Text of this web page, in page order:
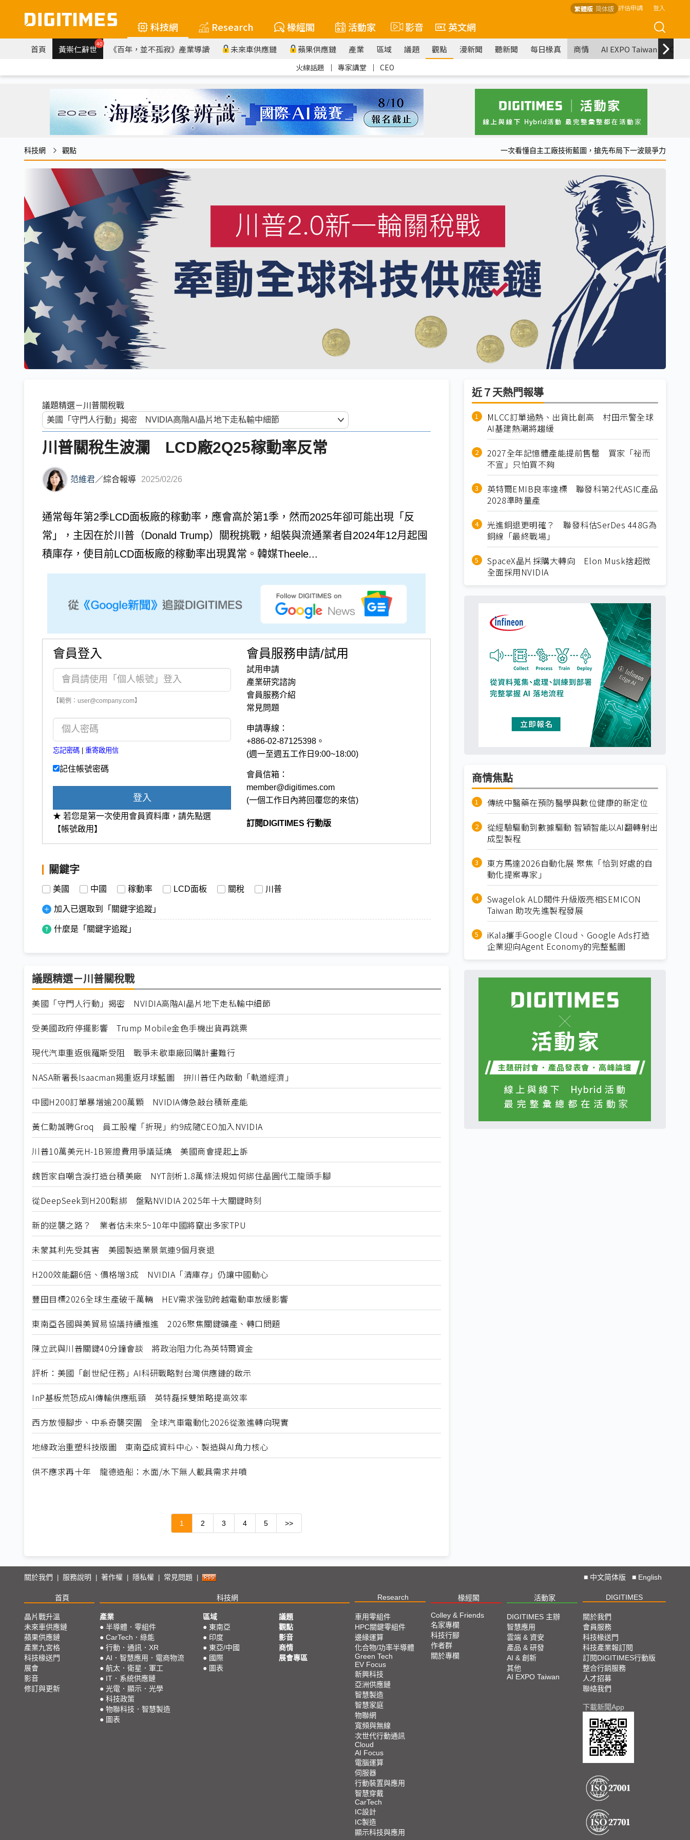
繁體版 简体版 評估申請 登入
科技網 Research 椽經閣 活動家 影音 英文網
首頁 黃崇仁辭世40 《百年，並不孤寂》產業導讀 未來車供應鏈 蘋果供應鏈 產業 區域 議題 觀點 漫新聞 聽新聞 每日椽真 商情 AI EXPO Taiwan
火線話題 ｜ 專家講堂 ｜ CEO
科技網 觀點 一次看懂自主工廠技術藍圖，搶先布局下一波競爭力
議題精選－川普關稅戰
川普關稅生波瀾 LCD廠2Q25稼動率反常
范維君／綜合報導 2025/02/26
通常每年第2季LCD面板廠的稼動率，應會高於第1季，然而2025年卻可能出現「反
常」，主因在於川普（Donald Trump）關稅挑戰，組裝與流通業者自2024年12月起囤
積庫存，使目前LCD面板廠的稼動率出現異常。韓媒Theele...
會員登入
【範例：user@company.com】
忘記密碼 | 重寄啟用信
記住帳號密碼
登入
★ 若您是第一次使用會員資料庫，請先點選
【帳號啟用】
會員服務申請/試用
試用申請
產業研究諮詢
會員服務介紹
常見問題
申請專線：
+886-02-87125398。
(週一至週五工作日9:00~18:00)
會員信箱：
member@digitimes.com
(一個工作日內將回覆您的來信)
訂閱DIGITIMES 行動版
關鍵字
美國 中國 稼動率 LCD面板 關稅 川普
加入已選取到「關鍵字追蹤」
什麼是「關鍵字追蹤」
議題精選－川普關稅戰
美國「守門人行動」揭密 NVIDIA高階AI晶片地下走私輸中細節
受美國政府停擺影響 Trump Mobile金色手機出貨再跳票
現代汽車重返俄羅斯受阻 戰爭未歇車廠回購計畫難行
NASA新署長Isaacman揭重返月球藍圖 拚川普任內啟動「軌道經濟」
中國H200訂單暴增逾200萬顆 NVIDIA傳急敲台積新產能
黃仁勳誠聘Groq 員工股權「折現」約9成隨CEO加入NVIDIA
川普10萬美元H-1B簽證費用爭議延燒 美國商會提起上訴
魏哲家自嘲含淚打造台積美廠 NYT剖析1.8萬條法規如何綁住晶圓代工龍頭手腳
從DeepSeek到H200鬆綁 盤點NVIDIA 2025年十大關鍵時刻
新的逆襲之路？ 業者估未來5~10年中國將竄出多家TPU
未蒙其利先受其害 美國製造業景氣連9個月衰退
H200效能翻6倍、價格增3成 NVIDIA「清庫存」仍讓中國動心
豐田目標2026全球生產破千萬輛 HEV需求強勁跨越電動車放緩影響
東南亞各國與美貿易協議持續推進 2026聚焦關鍵礦產、轉口問題
陳立武與川普關鍵40分鐘會談 將政治阻力化為英特爾資金
評析：美國「創世紀任務」AI科研戰略對台灣供應鏈的啟示
InP基板荒恐成AI傳輸供應瓶頸 英特磊採雙策略提高效率
西方放慢腳步、中系奇襲突圍 全球汽車電動化2026從激進轉向現實
地緣政治重塑科技版圖 東南亞成資料中心、製造與AI角力核心
供不應求再十年 龍德造船：水面/水下無人載具需求井噴
1 2 3 4 5 >>
近７天熱門報導
MLCC訂單過熱、出貨比創高 村田示警全球
AI基建熱潮將趨緩
2027全年記憶體產能提前售罄 買家「祕而
不宣」只怕買不夠
英特爾EMIB良率達標 聯發科第2代ASIC產品
2028準時量產
光進銅退更明確？ 聯發科估SerDes 448G為
銅線「最終戰場」
SpaceX晶片採購大轉向 Elon Musk捨超微
全面採用NVIDIA
商情焦點
傳統中醫藥在預防醫學與數位健康的新定位
從經驗驅動到數據驅動 智穎智能以AI翻轉射出
成型製程
東方馬達2026自動化展 聚焦「恰到好處的自
動化提案專家」
Swagelok ALD閥件升級版亮相SEMICON
Taiwan 助攻先進製程發展
iKala攜手Google Cloud、Google Ads打造
企業迎向Agent Economy的完整藍圖
關於我們 | 服務說明 | 著作權 | 隱私權 | 常見問題 | ■ 中文简体版 ■ English
首頁 科技網 Research 椽經閣 活動家 DIGITIMES
晶片戰升溫
未來車供應鏈
蘋果供應鏈
產業九宮格
科技椽送門
展會
影音
修訂與更新
產業
● 半導體．零組件
● CarTech．綠能
● 行動．通訊．XR
● AI．智慧應用．電商物流
● 航太．衛星．軍工
● IT．系統供應鏈
● 光電．顯示．光學
● 科技政策
● 物聯科技．智慧製造
● 圖表
區域
● 東南亞
● 印度
● 東亞/中國
● 國際
● 圖表
議題
觀點
影音
商情
展會專區
車用零組件
HPC關鍵零組件
邊緣運算
化合物/功率半導體
Green Tech
EV Focus
新興科技
亞洲供應鏈
智慧製造
智慧家庭
物聯網
寬頻與無線
次世代行動通訊
Cloud
AI Focus
電腦運算
伺服器
行動裝置與應用
智慧穿戴
CarTech
IC設計
IC製造
顯示科技與應用
Colley & Friends
名家專欄
科技行腳
作者群
關於專欄
DIGITIMES 主辦
智慧應用
雲端 & 資安
產品 & 研發
AI & 創新
其他
AI EXPO Taiwan
關於我們
會員服務
科技椽送門
科技產業報訂閱
訂閱DIGITIMES行動版
整合行銷服務
人才招募
聯絡我們
下載新聞App